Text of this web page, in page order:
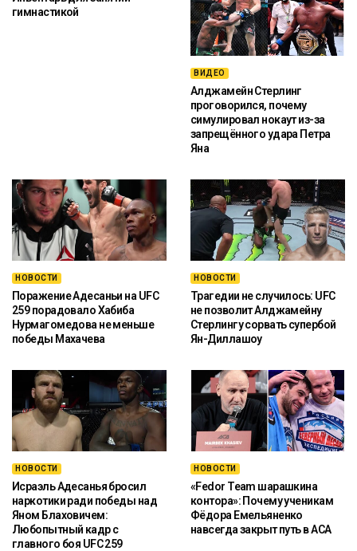
гимнастикой
ВИДЕО
Алджамейн Стерлинг
проговорился, почему
симулировал нокаут из-за
запрещённого удара Петра
Яна
НОВОСТИ
Поражение Адесаньи на UFC
259 порадовало Хабиба
Нурмагомедова не меньше
победы Махачева
НОВОСТИ
Трагедии не случилось: UFC
не позволит Алджамейну
Стерлингу сорвать супербой
Ян-Диллашоу
НОВОСТИ
Исраэль Адесанья бросил
наркотики ради победы над
Яном Блаховичем:
Любопытный кадр с
главного боя UFC 259
НОВОСТИ
«Fedor Team шарашкина
контора»: Почему ученикам
Фёдора Емельяненко
навсегда закрыт путь в ACA